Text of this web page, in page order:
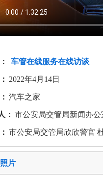
车管在线服务在线访谈
2022年4月14日
汽车之家
： 市公安局交管局新闻办公
市公安局交管局欣欣警官
片